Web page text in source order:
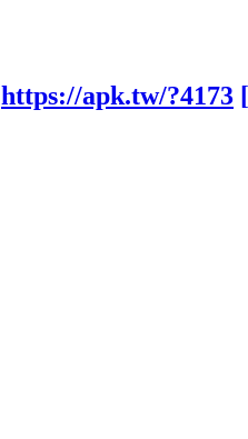
https://apk.tw/?4173